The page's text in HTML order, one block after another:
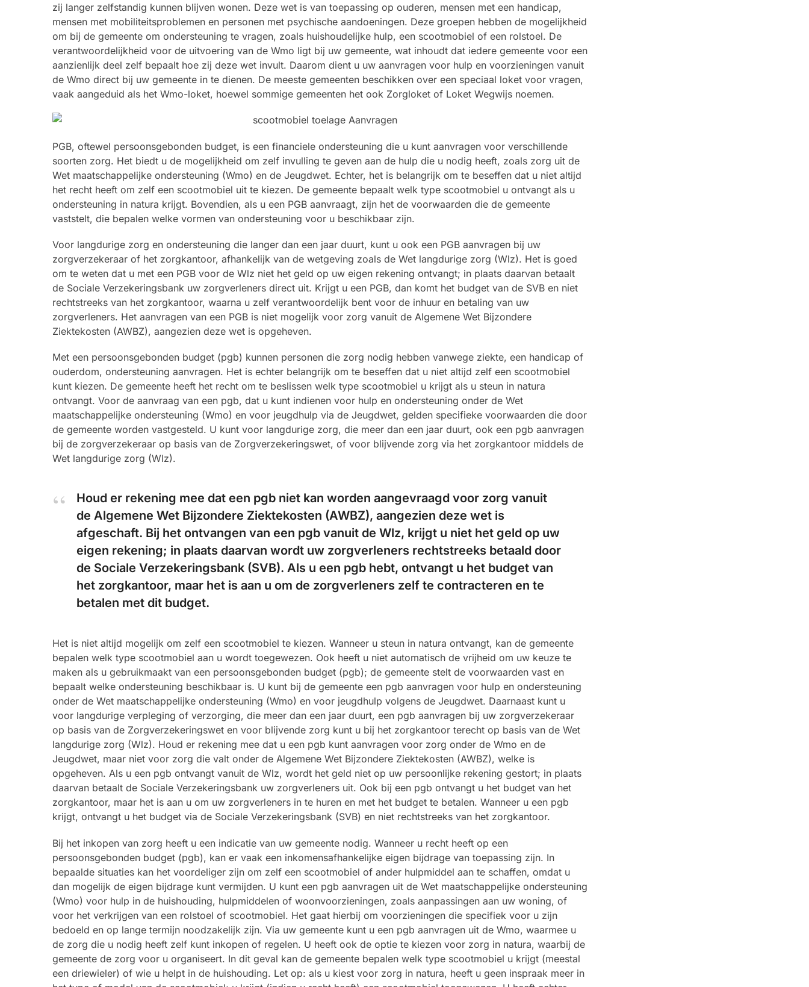
zij langer zelfstandig kunnen blijven wonen. Deze wet is van toepassing op ouderen, mensen met een handicap,
mensen met mobiliteitsproblemen en personen met psychische aandoeningen. Deze groepen hebben de mogelijkheid
om bij de gemeente om ondersteuning te vragen, zoals huishoudelijke hulp, een scootmobiel of een rolstoel. De
verantwoordelijkheid voor de uitvoering van de Wmo ligt bij uw gemeente, wat inhoudt dat iedere gemeente voor een
aanzienlijk deel zelf bepaalt hoe zij deze wet invult. Daarom dient u uw aanvragen voor hulp en voorzieningen vanuit
de Wmo direct bij uw gemeente in te dienen. De meeste gemeenten beschikken over een speciaal loket voor vragen,
vaak aangeduid als het Wmo-loket, hoewel sommige gemeenten het ook Zorgloket of Loket Wegwijs noemen.
PGB, oftewel persoonsgebonden budget, is een financiele ondersteuning die u kunt aanvragen voor verschillende
soorten zorg. Het biedt u de mogelijkheid om zelf invulling te geven aan de hulp die u nodig heeft, zoals zorg uit de
Wet maatschappelijke ondersteuning (Wmo) en de Jeugdwet. Echter, het is belangrijk om te beseffen dat u niet altijd
het recht heeft om zelf een scootmobiel uit te kiezen. De gemeente bepaalt welk type scootmobiel u ontvangt als u
ondersteuning in natura krijgt. Bovendien, als u een PGB aanvraagt, zijn het de voorwaarden die de gemeente
vaststelt, die bepalen welke vormen van ondersteuning voor u beschikbaar zijn.
Voor langdurige zorg en ondersteuning die langer dan een jaar duurt, kunt u ook een PGB aanvragen bij uw
zorgverzekeraar of het zorgkantoor, afhankelijk van de wetgeving zoals de Wet langdurige zorg (Wlz). Het is goed
om te weten dat u met een PGB voor de Wlz niet het geld op uw eigen rekening ontvangt; in plaats daarvan betaalt
de Sociale Verzekeringsbank uw zorgverleners direct uit. Krijgt u een PGB, dan komt het budget van de SVB en niet
rechtstreeks van het zorgkantoor, waarna u zelf verantwoordelijk bent voor de inhuur en betaling van uw
zorgverleners. Het aanvragen van een PGB is niet mogelijk voor zorg vanuit de Algemene Wet Bijzondere
Ziektekosten (AWBZ), aangezien deze wet is opgeheven.
Met een persoonsgebonden budget (pgb) kunnen personen die zorg nodig hebben vanwege ziekte, een handicap of
ouderdom, ondersteuning aanvragen. Het is echter belangrijk om te beseffen dat u niet altijd zelf een scootmobiel
kunt kiezen. De gemeente heeft het recht om te beslissen welk type scootmobiel u krijgt als u steun in natura
ontvangt. Voor de aanvraag van een pgb, dat u kunt indienen voor hulp en ondersteuning onder de Wet
maatschappelijke ondersteuning (Wmo) en voor jeugdhulp via de Jeugdwet, gelden specifieke voorwaarden die door
de gemeente worden vastgesteld. U kunt voor langdurige zorg, die meer dan een jaar duurt, ook een pgb aanvragen
bij de zorgverzekeraar op basis van de Zorgverzekeringswet, of voor blijvende zorg via het zorgkantoor middels de
Wet langdurige zorg (Wlz).
Houd er rekening mee dat een pgb niet kan worden aangevraagd voor zorg vanuit
de Algemene Wet Bijzondere Ziektekosten (AWBZ), aangezien deze wet is
afgeschaft. Bij het ontvangen van een pgb vanuit de Wlz, krijgt u niet het geld op uw
eigen rekening; in plaats daarvan wordt uw zorgverleners rechtstreeks betaald door
de Sociale Verzekeringsbank (SVB). Als u een pgb hebt, ontvangt u het budget van
het zorgkantoor, maar het is aan u om de zorgverleners zelf te contracteren en te
betalen met dit budget.
Het is niet altijd mogelijk om zelf een scootmobiel te kiezen. Wanneer u steun in natura ontvangt, kan de gemeente
bepalen welk type scootmobiel aan u wordt toegewezen. Ook heeft u niet automatisch de vrijheid om uw keuze te
maken als u gebruikmaakt van een persoonsgebonden budget (pgb); de gemeente stelt de voorwaarden vast en
bepaalt welke ondersteuning beschikbaar is. U kunt bij de gemeente een pgb aanvragen voor hulp en ondersteuning
onder de Wet maatschappelijke ondersteuning (Wmo) en voor jeugdhulp volgens de Jeugdwet. Daarnaast kunt u
voor langdurige verpleging of verzorging, die meer dan een jaar duurt, een pgb aanvragen bij uw zorgverzekeraar
op basis van de Zorgverzekeringswet en voor blijvende zorg kunt u bij het zorgkantoor terecht op basis van de Wet
langdurige zorg (Wlz). Houd er rekening mee dat u een pgb kunt aanvragen voor zorg onder de Wmo en de
Jeugdwet, maar niet voor zorg die valt onder de Algemene Wet Bijzondere Ziektekosten (AWBZ), welke is
opgeheven. Als u een pgb ontvangt vanuit de Wlz, wordt het geld niet op uw persoonlijke rekening gestort; in plaats
daarvan betaalt de Sociale Verzekeringsbank uw zorgverleners uit. Ook bij een pgb ontvangt u het budget van het
zorgkantoor, maar het is aan u om uw zorgverleners in te huren en met het budget te betalen. Wanneer u een pgb
krijgt, ontvangt u het budget via de Sociale Verzekeringsbank (SVB) en niet rechtstreeks van het zorgkantoor.
Bij het inkopen van zorg heeft u een indicatie van uw gemeente nodig. Wanneer u recht heeft op een
persoonsgebonden budget (pgb), kan er vaak een inkomensafhankelijke eigen bijdrage van toepassing zijn. In
bepaalde situaties kan het voordeliger zijn om zelf een scootmobiel of ander hulpmiddel aan te schaffen, omdat u
dan mogelijk de eigen bijdrage kunt vermijden. U kunt een pgb aanvragen uit de Wet maatschappelijke ondersteuning
(Wmo) voor hulp in de huishouding, hulpmiddelen of woonvoorzieningen, zoals aanpassingen aan uw woning, of
voor het verkrijgen van een rolstoel of scootmobiel. Het gaat hierbij om voorzieningen die specifiek voor u zijn
bedoeld en op lange termijn noodzakelijk zijn. Via uw gemeente kunt u een pgb aanvragen uit de Wmo, waarmee u
de zorg die u nodig heeft zelf kunt inkopen of regelen. U heeft ook de optie te kiezen voor zorg in natura, waarbij de
gemeente de zorg voor u organiseert. In dit geval kan de gemeente bepalen welk type scootmobiel u krijgt (meestal
een driewieler) of wie u helpt in de huishouding. Let op: als u kiest voor zorg in natura, heeft u geen inspraak meer in